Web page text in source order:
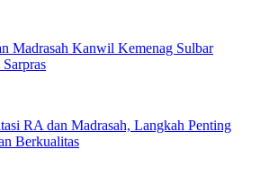
Madrasah Kanwil Kemenag Sulbar
RA dan Madrasah, Langkah Penting
Berkualitas